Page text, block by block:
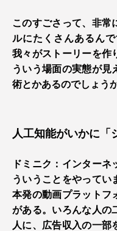
このすごさって、非常
ルにたくさんあるん
我々がストーリーを作
ういう場面の実態が見
術とかあるのでしょう
人工知能がいかに「
ドミニク：インター
ういうことをやってい
本発の動画プラットフ
がある。いろんな人の
人に、広告収入の一部